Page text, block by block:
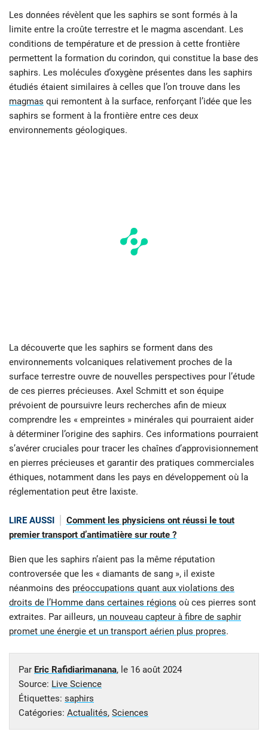
Les données révèlent que les saphirs se sont formés à la
limite entre la croûte terrestre et le magma ascendant. Les
conditions de température et de pression à cette frontière
permettent la formation du corindon, qui constitue la base des
saphirs. Les molécules d’oxygène présentes dans les saphirs
étudiés étaient similaires à celles que l’on trouve dans les
magmas qui remontent à la surface, renforçant l’idée que les
saphirs se forment à la frontière entre ces deux
environnements géologiques.
La découverte que les saphirs se forment dans des
environnements volcaniques relativement proches de la
surface terrestre ouvre de nouvelles perspectives pour l’étude
de ces pierres précieuses. Axel Schmitt et son équipe
prévoient de poursuivre leurs recherches afin de mieux
comprendre les « empreintes » minérales qui pourraient aider
à déterminer l’origine des saphirs. Ces informations pourraient
s’avérer cruciales pour tracer les chaînes d’approvisionnement
en pierres précieuses et garantir des pratiques commerciales
éthiques, notamment dans les pays en développement où la
réglementation peut être laxiste.
LIRE AUSSI
Comment les physiciens ont réussi le tout
premier transport d’antimatière sur route ?
Bien que les saphirs n’aient pas la même réputation
controversée que les « diamants de sang », il existe
néanmoins des préoccupations quant aux violations des
droits de l’Homme dans certaines régions où ces pierres sont
extraites. Par ailleurs, un nouveau capteur à fibre de saphir
promet une énergie et un transport aérien plus propres.
Par Eric Rafidiarimanana, le 16 août 2024
Source: Live Science
Étiquettes: saphirs
Catégories: Actualités, Sciences